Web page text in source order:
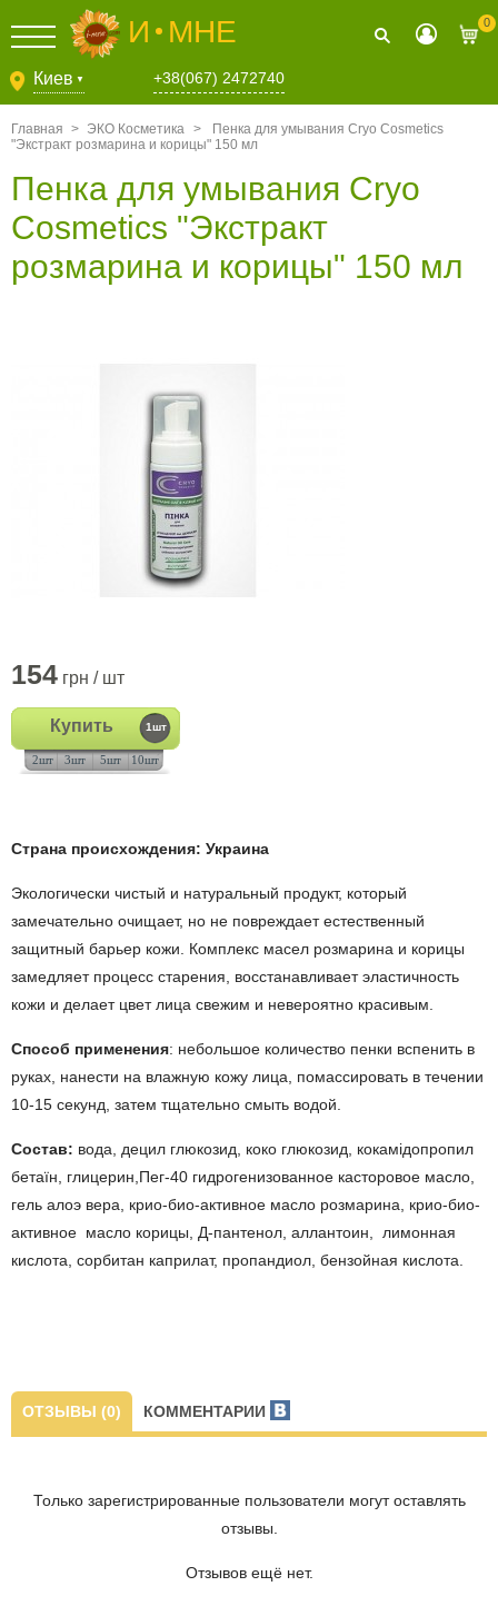
И МНЕ 0
Киев ▼ +38(067) 2472740
Главная > ЭКО Косметика >
Пенка для умывания Cryo Cosmetics
"Экстракт розмарина и корицы" 150 мл
Пенка для умывания Cryo
Cosmetics "Экстракт
розмарина и корицы" 150 мл
154 грн / шт
Купить 1шт
2шт 3шт 5шт 10шт
Страна происхождения: Украина
Экологически чистый и натуральный продукт, который
замечательно очищает, но не повреждает естественный
защитный барьер кожи. Комплекс масел розмарина и корицы
замедляет процесс старения, восстанавливает эластичность
кожи и делает цвет лица свежим и невероятно красивым.
Способ применения: небольшое количество пенки вспенить в
руках, нанести на влажную кожу лица, помассировать в течении
10-15 секунд, затем тщательно смыть водой.
Состав: вода, децил глюкозид, коко глюкозид, кокамідопропил
бетаїн, глицерин,Пег-40 гидрогенизованное касторовое масло,
гель алоэ вера, крио-био-активное масло розмарина, крио-био-
активное масло корицы, Д-пантенол, аллантоин, лимонная
кислота, сорбитан каприлат, пропандиол, бензойная кислота.
ОТЗЫВЫ (0) КОММЕНТАРИИ
Только зарегистрированные пользователи могут оставлять
отзывы.
Отзывов ещё нет.